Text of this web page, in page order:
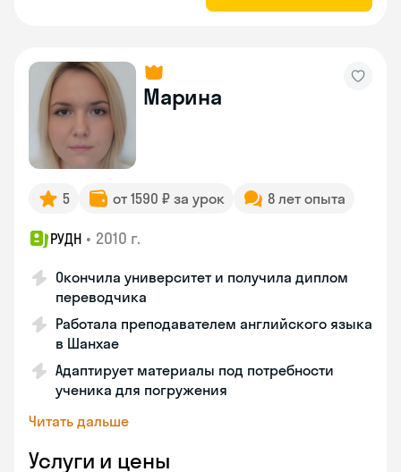
Марина
5 от 1590 ₽ за урок 8 лет опыта
РУДН • 2010 г.
Окончила университет и получила диплом
переводчика
Работала преподавателем английского языка
в Шанхае
Адаптирует материалы под потребности
ученика для погружения
Читать дальше
Услуги и цены